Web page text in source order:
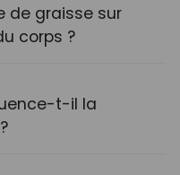
de graisse sur
corps ?
t-il la